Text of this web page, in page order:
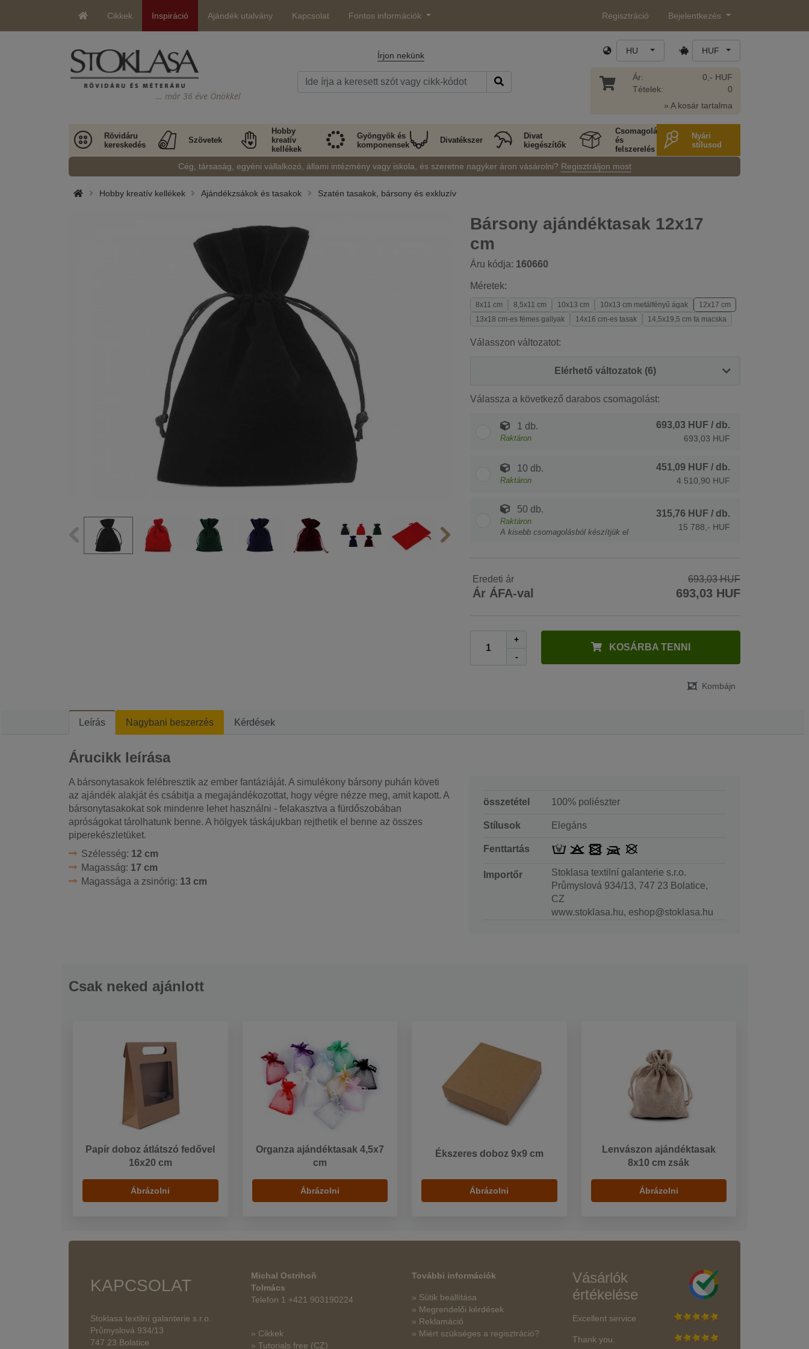
Cikkek Inspiráció Ajándék utalvány Kapcsolat Fontos információk Regisztráció Bejelentkezés
… már 36 éve Önökkel
Írjon nekünk HU HUF
Ár:
Tételek:
0,- HUF
0
» A kosár tartalma
Rövidáru
kereskedés
Szövetek
Hobby
kreatív
kellékek
Gyöngyök és
komponensek
Divatékszer
Divat
kiegészítők
Csomagolás
és
felszerelés
Nyári
stílusod
Cég, társaság, egyéni vállalkozó, állami intézmény vagy iskola, és szeretne nagyker áron vásárolni? Regisztráljon most
Hobby kreatív kellékek Ajándékzsákok és tasakok Szatén tasakok, bársony és exkluzív
Bársony ajándéktasak 12x17
cm
Áru kódja: 160660
Méretek:
8x11 cm 8,5x11 cm 10x13 cm 10x13 cm metálfényű ágak
12x17 cm
13x18 cm-es fémes gallyak
14x16 cm-es tasak 14,5x19,5 cm fa macska
Válasszon változatot:
Elérhető változatok (6)
Válassza a következő darabos csomagolást:
1 db.
Raktáron
693,03 HUF / db.
693,03 HUF
10 db.
Raktáron
451,09 HUF / db.
4 510,90 HUF
50 db.
Raktáron
A kisebb csomagolásból készítjük el
315,76 HUF / db.
15 788,- HUF
Eredeti ár 693,03 HUF
Ár ÁFA-val 693,03 HUF
+
-
KOSÁRBA TENNI
Kombájn
Leírás Nagybani beszerzés Kérdések
Árucikk leírása
A bársonytasakok felébresztik az ember fantáziáját. A simulékony bársony puhán követi
az ajándék alakját és csábitja a megajándékozottat, hogy végre nézze meg, amit kapott. A
bársonytasakokat sok mindenre lehet használni - felakasztva a fürdőszobában
apróságokat tárolhatunk benne. A hölgyek táskájukban rejthetik el benne az összes
piperekészletüket.
Szélesség: 12 cm
Magasság: 17 cm
Magassága a zsinórig: 13 cm
összetétel 100% poliészter
Stílusok Elegáns
Fenttartás
Importőr
Stoklasa textilní galanterie s.r.o.
Průmyslová 934/13, 747 23 Bolatice,
CZ
www.stoklasa.hu, eshop@stoklasa.hu
Csak neked ajánlott
Papír doboz átlátszó fedővel
16x20 cm
Ábrázolni
Organza ajándéktasak 4,5x7
cm
Ábrázolni
Ékszeres doboz 9x9 cm
Ábrázolni
Lenvászon ajándéktasak
8x10 cm zsák
Ábrázolni
KAPCSOLAT
Stoklasa textilní galanterie s.r.o.
Průmyslová 934/13
747 23 Bolatice
Michal Ostrihoň
Tolmács
Telefon 1 +421 903190224
» Cikkek
» Tutorials free (CZ)
További információk
» Sütik beállítása
» Megrendelői kérdések
» Reklamáció
» Miért szükséges a regisztráció?
Vásárlók
értékelése
Excellent service
Thank you.